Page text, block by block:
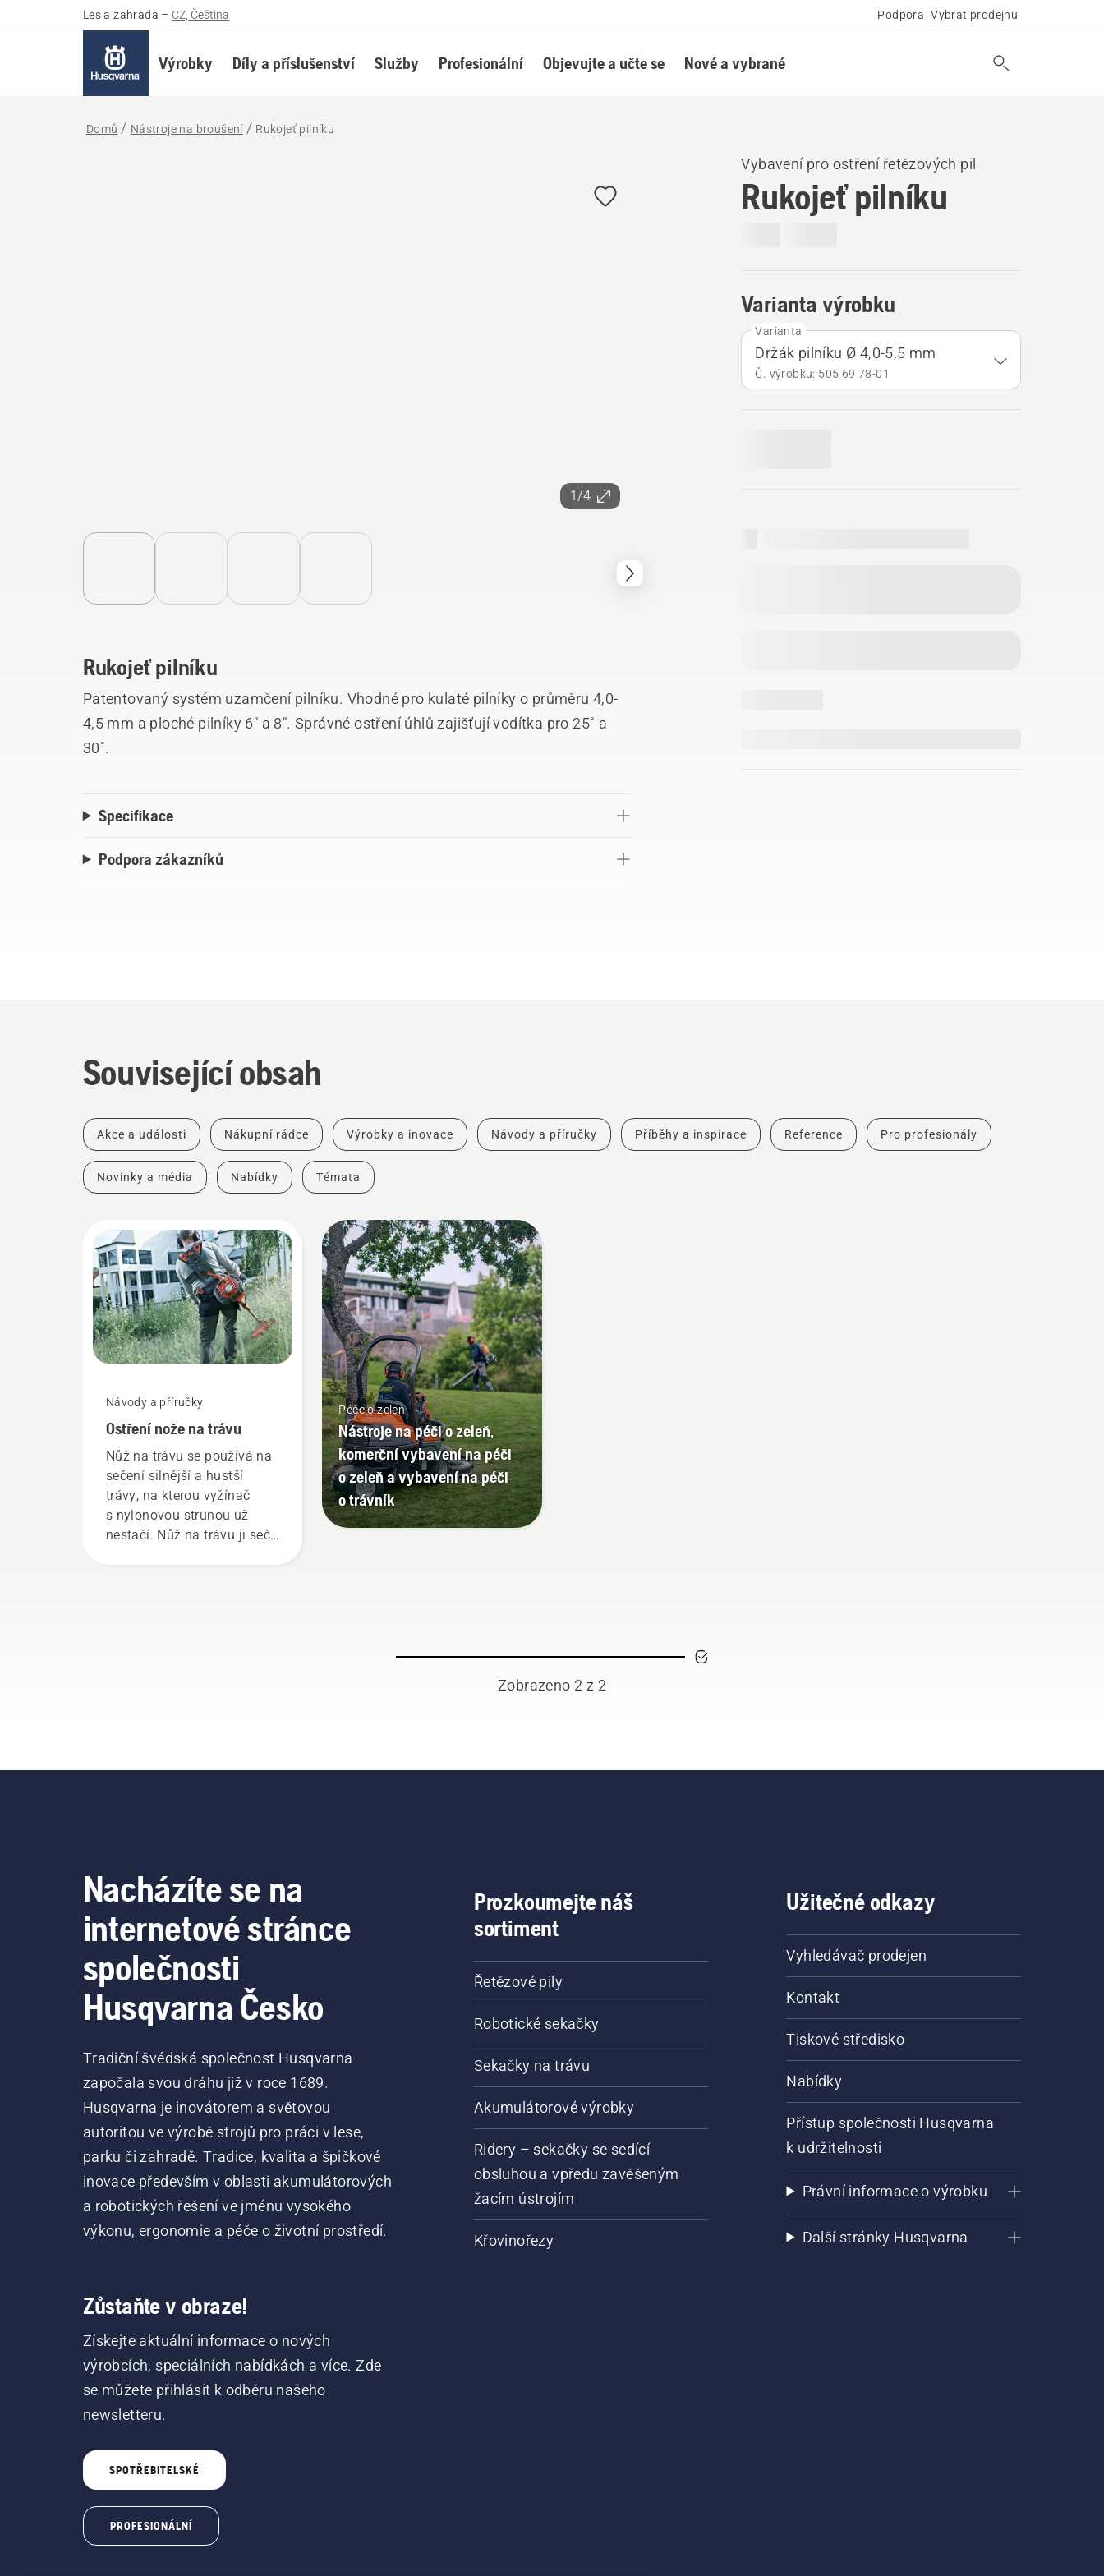
Les a zahrada – CZ, Čeština Podpora Vybrat prodejnu
Výrobky Díly a příslušenství Služby Profesionální Objevujte a učte se Nové a vybrané
Domů Nástroje na broušení Rukojeť pilníku
1/4
Vybavení pro ostření řetězových pil
Rukojeť pilníku
Varianta výrobku
Varianta
Držák pilníku Ø 4,0-5,5 mm
Č. výrobku: 505 69 78‑01
Rukojeť pilníku
Patentovaný systém uzamčení pilníku. Vhodné pro kulaté pilníky o průměru 4,0-
4,5 mm a ploché pilníky 6" a 8". Správné ostření úhlů zajišťují vodítka pro 25˚ a
30˚.
Specifikace
Podpora zákazníků
Související obsah
Akce a události Nákupní rádce Výrobky a inovace Návody a příručky Příběhy a inspirace Reference Pro profesionály
Novinky a média Nabídky Témata
Návody a příručky
Ostření nože na trávu
Nůž na trávu se používá na
sečení silnější a hustší
trávy, na kterou vyžínač
s nylonovou strunou už
nestačí. Nůž na trávu ji seče
Péče o zeleň
Nástroje na péči o zeleň,
komerční vybavení na péči
o zeleň a vybavení na péči
o trávník
Zobrazeno 2 z 2
Nacházíte se na
internetové stránce
společnosti
Husqvarna Česko
Tradiční švédská společnost Husqvarna
započala svou dráhu již v roce 1689.
Husqvarna je inovátorem a světovou
autoritou ve výrobě strojů pro práci v lese,
parku či zahradě. Tradice, kvalita a špičkové
inovace především v oblasti akumulátorových
a robotických řešení ve jménu vysokého
výkonu, ergonomie a péče o životní prostředí.
Zůstaňte v obraze!
Získejte aktuální informace o nových
výrobcích, speciálních nabídkách a více. Zde
se můžete přihlásit k odběru našeho
newsletteru.
SPOTŘEBITELSKÉ
PROFESIONÁLNÍ
Prozkoumejte náš
sortiment
Řetězové pily
Robotické sekačky
Sekačky na trávu
Akumulátorové výrobky
Ridery – sekačky se sedící
obsluhou a vpředu zavěšeným
žacím ústrojím
Křovinořezy
Užitečné odkazy
Vyhledávač prodejen
Kontakt
Tiskové středisko
Nabídky
Přístup společnosti Husqvarna
k udržitelnosti
Právní informace o výrobku
Další stránky Husqvarna